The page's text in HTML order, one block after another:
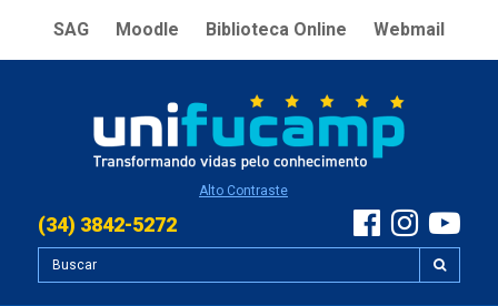
SAG Moodle Biblioteca Online Webmail
Alto Contraste
(34) 3842-5272